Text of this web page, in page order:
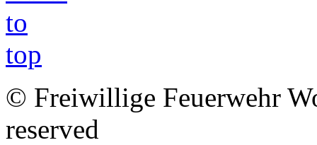
© Freiwillige Feuerwehr
reserved